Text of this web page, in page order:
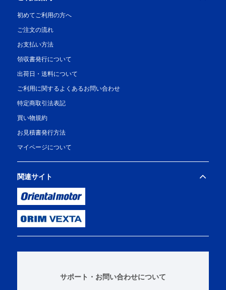
初めてご利用の方へ
ご注文の流れ
お支払い方法
領収書発行について
出荷日・送料について
ご利用に関するよくあるお問い合わせ
特定商取引法表記
買い物規約
お見積書発行方法
マイページについて
関連サイト
サポート・お問い合わせについて